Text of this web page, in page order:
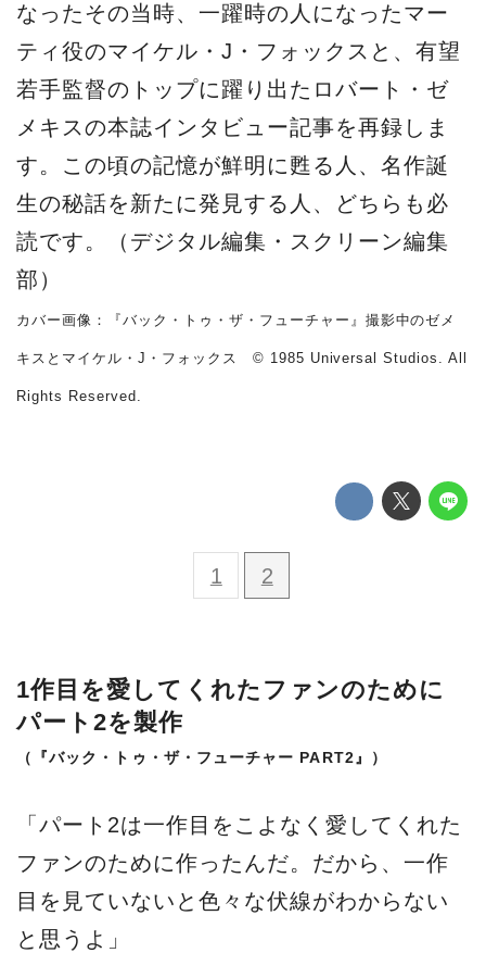
なったその当時、一躍時の人になったマー
ティ役のマイケル・J・フォックスと、有望
若手監督のトップに躍り出たロバート・ゼ
メキスの本誌インタビュー記事を再録しま
す。この頃の記憶が鮮明に甦る人、名作誕
生の秘話を新たに発見する人、どちらも必
読です。（デジタル編集・スクリーン編集
部）
カバー画像：『バック・トゥ・ザ・フューチャー』撮影中のゼメ
キスとマイケル・J・フォックス © 1985 Universal Studios. All
Rights Reserved.
1 2
1作目を愛してくれたファンのために
パート2を製作
（『バック・トゥ・ザ・フューチャー PART2』）
「パート2は一作目をこよなく愛してくれた
ファンのために作ったんだ。だから、一作
目を見ていないと色々な伏線がわからない
と思うよ」